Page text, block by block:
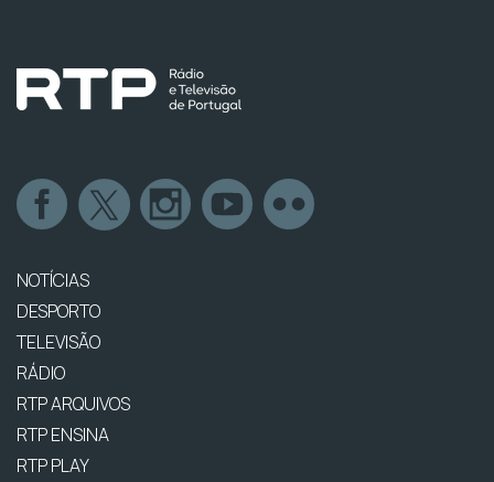
NOTÍCIAS
DESPORTO
TELEVISÃO
RÁDIO
RTP ARQUIVOS
RTP ENSINA
RTP PLAY